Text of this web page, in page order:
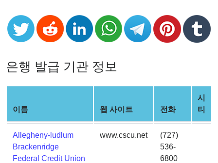
Credit
Card
Credit
Card
Generator
Random
Credit
Card
Generator
Generate
은행 발급 기관 정보
이름 웹 사이트 전화
시
티
Allegheny-ludlum
Brackenridge
Federal Credit Union
www.cscu.net
(727)
536-
6800